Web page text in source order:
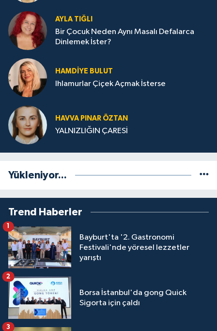
AYLA TIĞLI
Bir Çocuk Neden Aynı Masalı Defalarca
Dinlemek İster?
HAMDIYE BULUT
Ihlamurlar Çiçek Açmak İsterse
HAVVA PINAR ÖZTAN
YALNIZLIĞIN ÇARESİ
Yükleniyor...
Trend Haberler
Bayburt'ta '2. Gastronomi
Festivali'nde yöresel lezzetler
yarıştı
1
Borsa İstanbul'da gong Quick
Sigorta için çaldı
2
3